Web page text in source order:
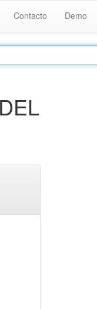
Contacto Demo